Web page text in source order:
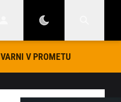
VARNI V PROMETU